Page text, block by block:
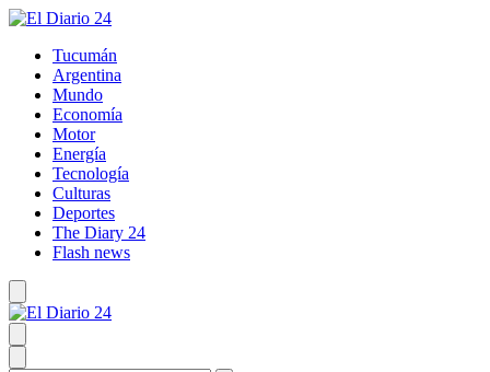
Tucumán
Argentina
Mundo
Economía
Motor
Energía
Tecnología
Culturas
Deportes
The Diary 24
Flash news